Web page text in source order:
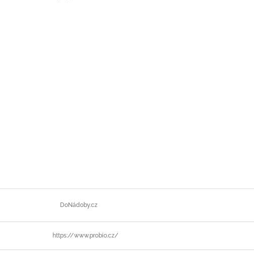
DoNádoby.cz
https://www.probio.cz/